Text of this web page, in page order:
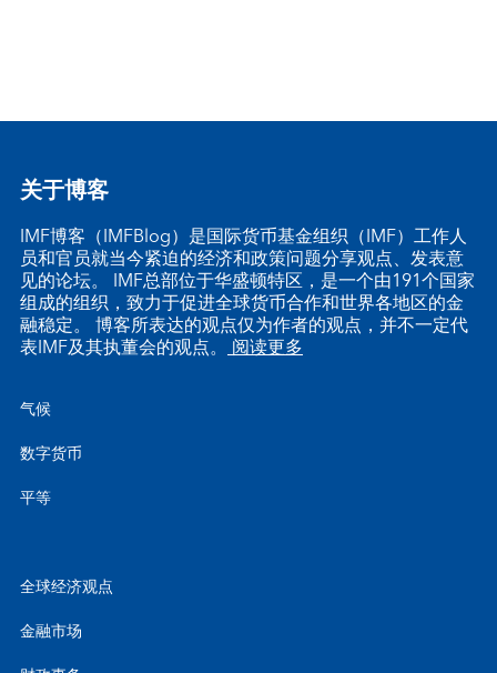
关于博客
IMF博客（IMFBlog）是国际货币基金组织（IMF）工作人
员和官员就当今紧迫的经济和政策问题分享观点、发表意
见的论坛。 IMF总部位于华盛顿特区，是一个由191个国家
组成的组织，致力于促进全球货币合作和世界各地区的金
融稳定。 博客所表达的观点仅为作者的观点，并不一定代
表IMF及其执董会的观点。 阅读更多
气候
数字货币
平等
全球经济观点
金融市场